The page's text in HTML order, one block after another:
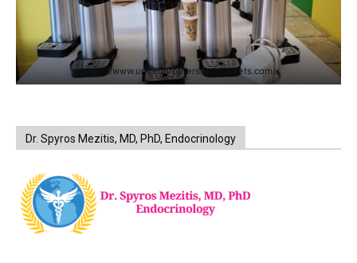
https://www.unitedbrothersfruitmarkets.com/
Dr. Spyros Mezitis, MD, PhD, Endocrinology